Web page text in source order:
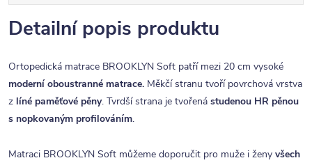
Detailní popis produktu
Ortopedická matrace BROOKLYN Soft patří mezi 20 cm vysoké
moderní oboustranné matrace. Měkčí stranu tvoří povrchová vrstva
z líné paměťové pěny. Tvrdší strana je tvořená studenou HR pěnou
s nopkovaným profilováním.
Matraci BROOKLYN Soft můžeme doporučit pro muže i ženy všech